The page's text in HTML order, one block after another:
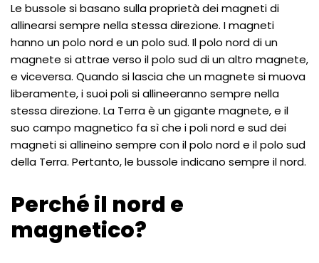
Le bussole si basano sulla proprietà dei magneti di
allinearsi sempre nella stessa direzione. I magneti
hanno un polo nord e un polo sud. Il polo nord di un
magnete si attrae verso il polo sud di un altro magnete,
e viceversa. Quando si lascia che un magnete si muova
liberamente, i suoi poli si allineeranno sempre nella
stessa direzione. La Terra è un gigante magnete, e il
suo campo magnetico fa sì che i poli nord e sud dei
magneti si allineino sempre con il polo nord e il polo sud
della Terra. Pertanto, le bussole indicano sempre il nord.
Perché il nord e
magnetico?